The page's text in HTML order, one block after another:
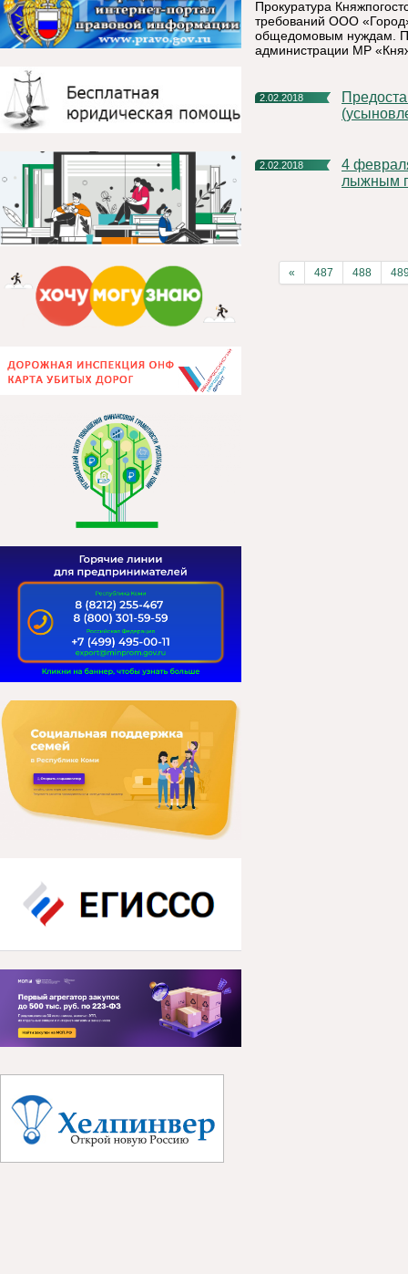
Прокуратура
требований ООО
общедомовым нуждам.
администрации МР
2.02.2018
Предоставление ежемесячной выплаты в связи с рождением
2.02.2018
4 февраля состоится первенство Княжпогостского района по
лыжным
« 487 488